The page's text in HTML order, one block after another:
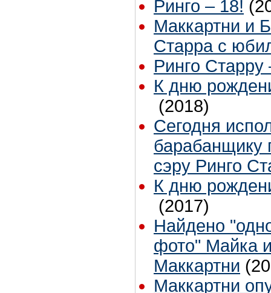
Ринго – 18!
Маккартни и
Старра с
Ринго Старру
К дню
(2018)
Сегодня
барабанщику
сэру Ринго
К дню
(2017)
Найдено
фото" Майка
Маккартни
Маккартни